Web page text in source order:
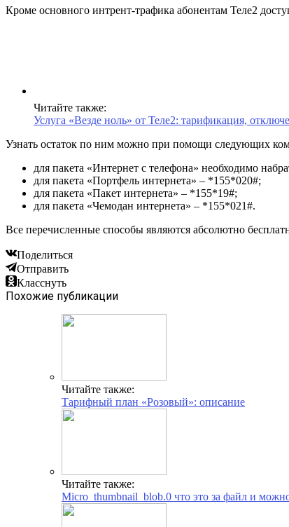
Кроме основного интрент-трафика абонентам Теле2
Читайте также:
Услуга «Везде ноль» от Теле2: тарификация,
Узнать остаток по ним можно при помощи следующих
для пакета «Интернет с телефона» необходимо
для пакета «Портфель интернета» – *155*020#;
для пакета «Пакет интернета» – *155*19#;
для пакета «Чемодан интернета» – *155*021#.
Все перечисленные способы являются абсолютно
Поделиться
Отправить
Класснуть
Похожие публикации
Читайте также:
Тарифный план «Розовый»: описание
Читайте также:
Micro_thumbnail_blob.0 что это за файл и